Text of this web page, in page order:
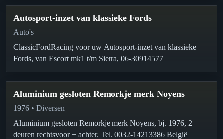
Autosport-inzet van klassieke Fords
Auto's
ClassicFordRacing voor uw Autosport-inzet van klassieke
Fords, van Escort mk1 t/m Sierra, 06-30914577
Aluminium gesloten Remorkje merk Noyens
1976 • Diversen
Aluminium gesloten Remorkje merk Noyens, bj. 1976, 2
deuren rechtsvoor + achter. Tel. 0032-14213386 België